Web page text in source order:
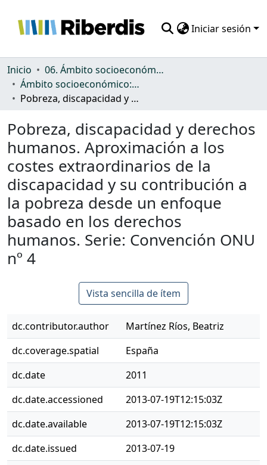
Iniciar sesión
Comunidades
Todo DSpace
Inicio
06. Ámbito socioeconómico: protección, gasto y desigualdad
Ámbito socioeconómico: protección, gasto y desigualdad
Pobreza, discapacidad y derechos humanos. Aproximación a los costes extraordinarios de la discapacidad y su contribución a la pobreza desde un enfoque basado en los derechos humanos. Serie: Convención ONU nº 4
Pobreza, discapacidad y derechos
humanos. Aproximación a los
costes extraordinarios de la
discapacidad y su contribución a
la pobreza desde un enfoque
basado en los derechos
humanos. Serie: Convención ONU
nº 4
Vista sencilla de ítem
dc.contributor.author
Martínez Ríos, Beatriz
dc.coverage.spatial
España
dc.date
2011
dc.date.accessioned
2013-07-19T12:15:03Z
dc.date.available
2013-07-19T12:15:03Z
dc.date.issued
2013-07-19